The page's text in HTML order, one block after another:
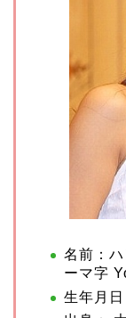
名前：
ーマ字
生年月